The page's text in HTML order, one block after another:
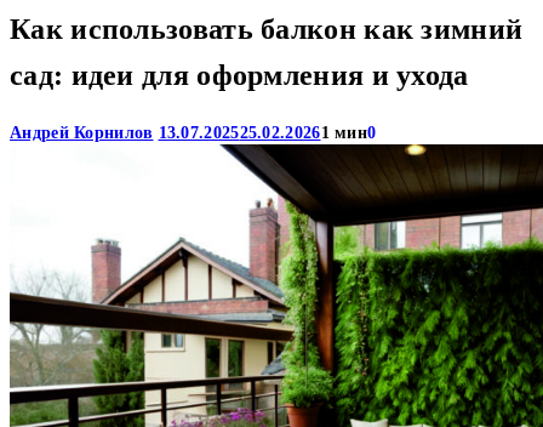
Как использовать балкон как зимний
сад: идеи для оформления и ухода
Андрей Корнилов 13.07.202525.02.20261 мин0